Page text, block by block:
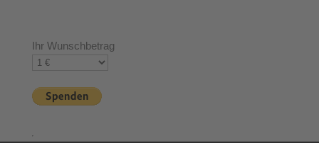
Ihr Wunschbetrag